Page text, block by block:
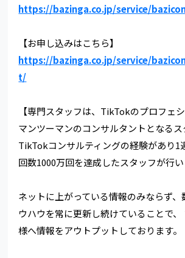
https://bazinga.co.jp/service/
【お申し込みはこちら】
https://bazinga.co.jp/service/
t/
【専門スタッフは、TikTokのプロフェシ
マンツーマンのコンサルタントとなるス
TikTokコンサルティングの経験があり1
回数1000万回を達成したスタッフが行い
ネットに上がっている情報のみならず、
ウハウを常に更新し続けていることで、
様へ情報をアウトプットしております。